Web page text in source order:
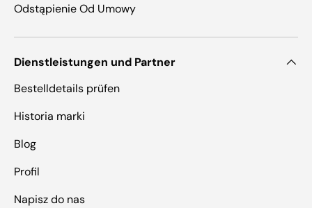
Odstąpienie Od Umowy
Dienstleistungen und Partner
Bestelldetails prüfen
Historia marki
Blog
Profil
Napisz do nas